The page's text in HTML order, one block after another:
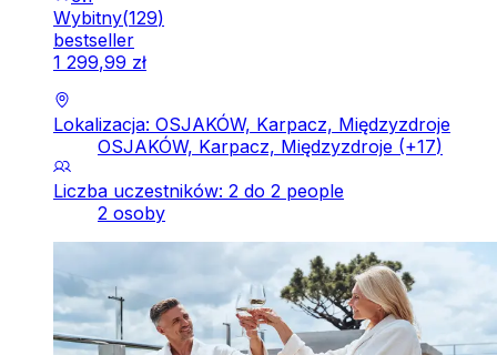
Wybitny(129)
bestseller
1 299,99 zł
Lokalizacja: OSJAKÓW, Karpacz, Międzyzdroje
OSJAKÓW, Karpacz, Międzyzdroje (+17)
Liczba uczestników: 2 do 2 people
2 osoby